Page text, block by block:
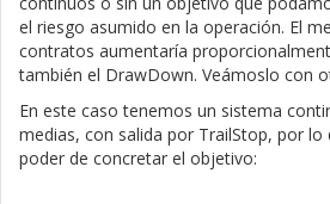
el riesgo asumido en la operación. El
contratos aumentaría
también el DrawDown. Veámoslo con
En este caso tenemos un sistema
medias, con salida por TrailStop, por
poder de concretar el objetivo: